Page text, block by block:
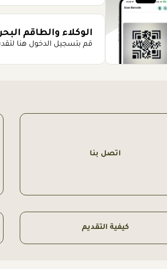
الوكلاء والطاقم
قم بتسجيل الدخول هنا
اتصل بنا
كيفية التقديم